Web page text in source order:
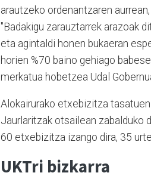
arautzeko ordenantzaren
"Badakigu zarauztarrek arazoak
eta agintaldi honen bukaeran
horien %70 baino gehiago
merkatua hobetzea Udal
Alokairurako etxebizitza
Jaurlaritzak otsailean zabalduko
60 etxebizitza izango dira, 35
UKTri bizkarra